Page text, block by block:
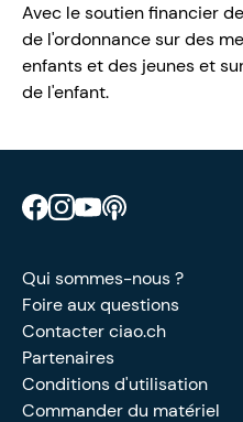
Avec le soutien financier
de l'ordonnance sur des
enfants et des jeunes et
de l'enfant.
Retrouve CIAO sur
Retrouve CIAO sur
Retrouve CIAO
Qui sommes-nous ?
Foire aux questions
Contacter ciao.ch
Partenaires
Conditions d'utilisation
Commander du matériel